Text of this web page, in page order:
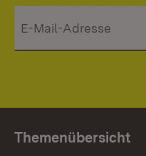
Themenübersicht